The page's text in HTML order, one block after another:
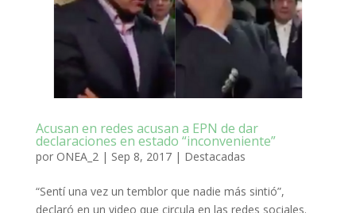
Acusan en redes acusan a EPN de dar
declaraciones en estado “inconveniente”
por ONEA_2 | Sep 8, 2017| Destacadas
“Sentí una vez un temblor que nadie más sintió”,
declaró en un video que circula en las redes sociales.